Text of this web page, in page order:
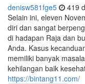
denisw581fge5 419
Selain ini, eleven
diri dan sangat
di hadapan Raja dan
Anda. Kasus
memiliki banyak
kehilangan baik
https://bintang11.com/